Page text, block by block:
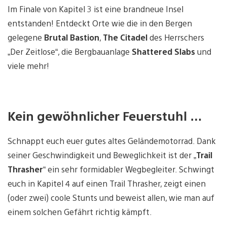
Im Finale von Kapitel 3 ist eine brandneue Insel
entstanden! Entdeckt Orte wie die in den Bergen
gelegene Brutal Bastion, The Citadeldes Herrschers
„Der Zeitlose“, die Bergbauanlage Shattered Slabsund
viele mehr!
Kein gewöhnlicher Feuerstuhl …
Schnappt euch euer gutes altes Geländemotorrad. Dank
seiner Geschwindigkeit und Beweglichkeit ist der „Trail
Thrasher“ ein sehr formidabler Wegbegleiter. Schwingt
euch in Kapitel 4 auf einen Trail Thrasher, zeigt einen
(oder zwei) coole Stunts und beweist allen, wie man auf
einem solchen Gefährt richtig kämpft.